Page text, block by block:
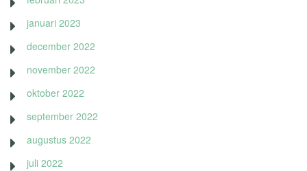
januari 2023
december 2022
november 2022
oktober 2022
september 2022
augustus 2022
juli 2022